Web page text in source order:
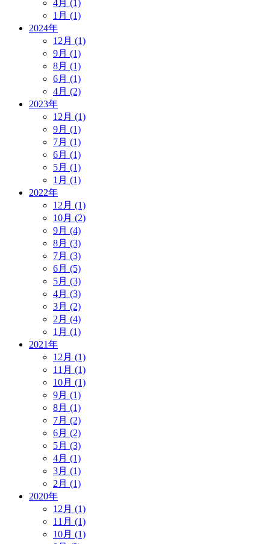
4月 (1)
1月 (1)
2024年
12月 (1)
9月 (1)
8月 (1)
6月 (1)
4月 (2)
2023年
12月 (1)
9月 (1)
7月 (1)
6月 (1)
5月 (1)
1月 (1)
2022年
12月 (1)
10月 (2)
9月 (4)
8月 (3)
7月 (3)
6月 (5)
5月 (3)
4月 (3)
3月 (2)
2月 (4)
1月 (1)
2021年
12月 (1)
11月 (1)
10月 (1)
9月 (1)
8月 (1)
7月 (2)
6月 (2)
5月 (3)
4月 (1)
3月 (1)
2月 (1)
2020年
12月 (1)
11月 (1)
10月 (1)